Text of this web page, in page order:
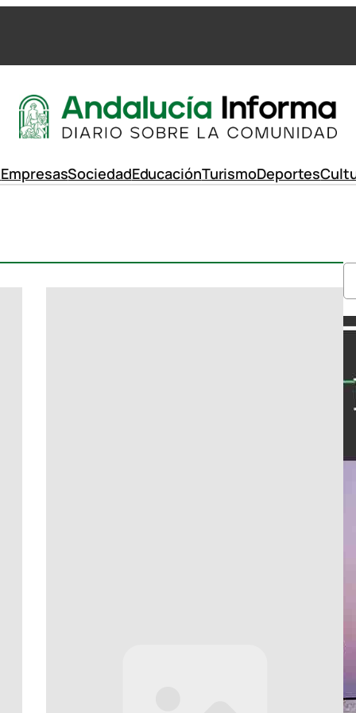
EmpresasSociedadEducaciónTurismoDeportes